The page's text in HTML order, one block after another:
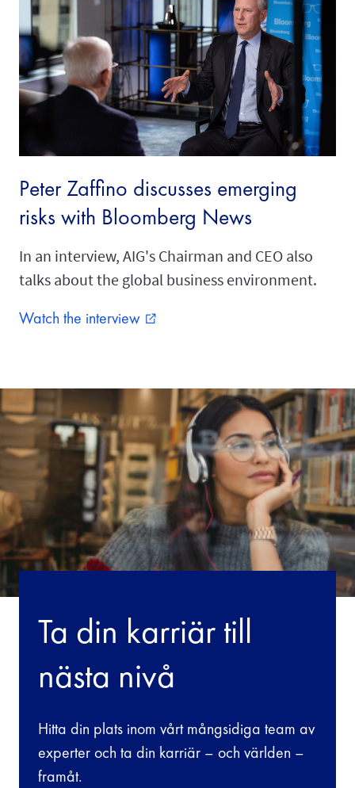
Peter Zaffino discusses emerging
risks with Bloomberg News
In an interview, AIG's Chairman and CEO also
talks about the global business environment.
Watch the interview external_link
Ta din karriär till
nästa nivå
Hitta din plats inom vårt mångsidiga team av
experter och ta din karriär – och världen –
framåt.